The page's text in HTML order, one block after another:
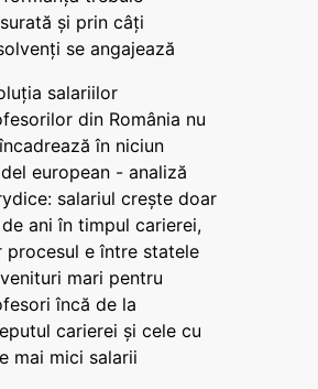
și prin câți
se angajează
salariilor
din România nu
în niciun
european - analiză
salariul crește doar
ani în timpul carierei,
procesul e între statele
mari pentru
încă de la
carierei și cele cu
mai mici salarii